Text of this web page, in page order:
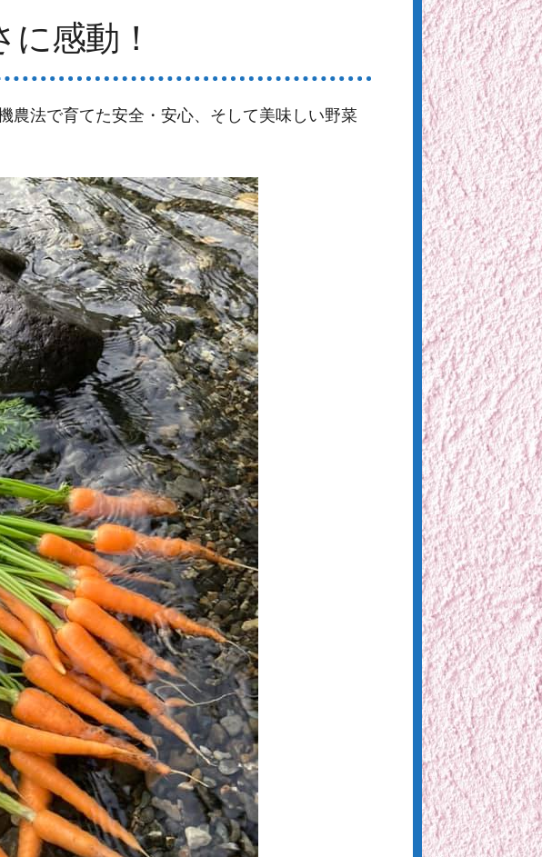
感動！
農法で育てた安全・安心、そして美味しい野菜